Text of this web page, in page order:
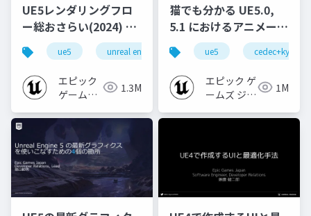
UE5レンダリングフロ
ー総おさらい(2024) 基
礎編！
[CEDEC+KYUSHU
2024]
ue5 unreal engine ue-rendering
エピック
ゲームズ
1.3M
猫でも分かる UE5.0,
5.1 におけるアニメーシ
ョンの新機能について
【CEDEC+KYUSHU
2022】
ue5 cedec+kyushu
エピック ゲ
ームズ ジャ
1M